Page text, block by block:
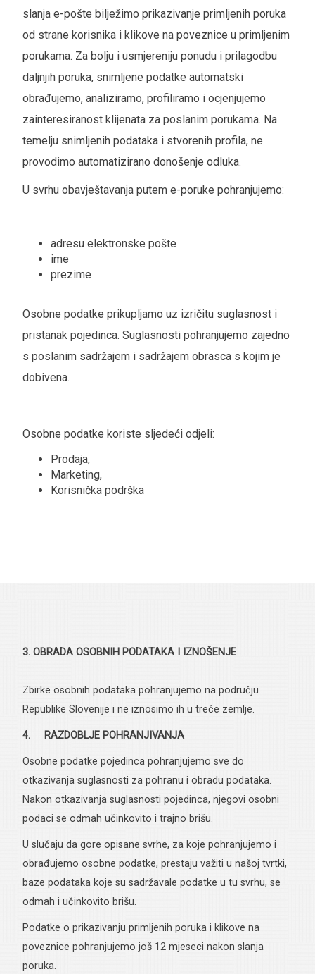
slanja e-pošte bilježimo prikazivanje primljenih poruka
od strane korisnika i klikove na poveznice u primljenim
porukama. Za bolju i usmjereniju ponudu i prilagodbu
daljnjih poruka, snimljene podatke automatski
obrađujemo, analiziramo, profiliramo i ocjenjujemo
zainteresiranost klijenata za poslanim porukama. Na
temelju snimljenih podataka i stvorenih profila, ne
provodimo automatizirano donošenje odluka.
U svrhu obavještavanja putem e-poruke pohranjujemo:
adresu elektronske pošte
ime
prezime
Osobne podatke prikupljamo uz izričitu suglasnost i
pristanak pojedinca. Suglasnosti pohranjujemo zajedno
s poslanim sadržajem i sadržajem obrasca s kojim je
dobivena.
Osobne podatke koriste sljedeći odjeli:
Prodaja,
Marketing,
Korisnička podrška
3. OBRADA OSOBNIH PODATAKA I IZNOŠENJE
Zbirke osobnih podataka pohranjujemo na području
Republike Slovenije i ne iznosimo ih u treće zemlje.
4. RAZDOBLJE POHRANJIVANJA
Osobne podatke pojedinca pohranjujemo sve do
otkazivanja suglasnosti za pohranu i obradu podataka.
Nakon otkazivanja suglasnosti pojedinca, njegovi osobni
podaci se odmah učinkovito i trajno brišu.
U slučaju da gore opisane svrhe, za koje pohranjujemo i
obrađujemo osobne podatke, prestaju važiti u našoj tvrtki,
baze podataka koje su sadržavale podatke u tu svrhu, se
odmah i učinkovito brišu.
Podatke o prikazivanju primljenih poruka i klikove na
poveznice pohranjujemo još 12 mjeseci nakon slanja
poruka.